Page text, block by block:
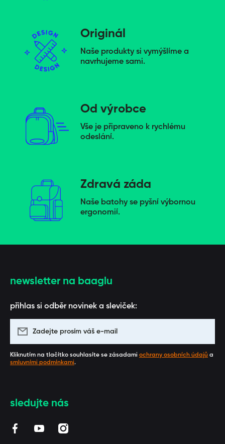
Originál
Naše produkty si vymýšlíme a
navrhujeme sami.
Od výrobce
Vše je připraveno k rychlému
odeslání.
Zdravá záda
Naše batohy se pyšní výbornou
ergonomií.
newsletter na baaglu
přihlas si odběr novinek a sleviček:
Zadejte prosím váš e-mail
Kliknutím na tlačítko souhlasíte se zásadami ochrany osobních údajů a
smluvními podmínkami.
sledujte nás
facebookcom/BAAGL/
youtubecom/channel/
instagramcom/baaglcz/